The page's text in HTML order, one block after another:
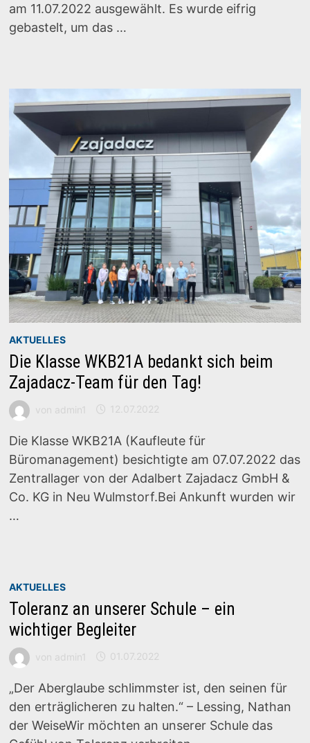
am 11.07.2022 ausgewählt. Es wurde eifrig
gebastelt, um das …
AKTUELLES
Die Klasse WKB21A bedankt sich beim
Zajadacz-Team für den Tag!
von admin1 12.07.2022
Die Klasse WKB21A (Kaufleute für
Büromanagement) besichtigte am 07.07.2022 das
Zentrallager von der Adalbert Zajadacz GmbH &
Co. KG in Neu Wulmstorf.Bei Ankunft wurden wir
…
AKTUELLES
Toleranz an unserer Schule – ein
wichtiger Begleiter
von admin1 01.07.2022
„Der Aberglaube schlimmster ist, den seinen für
den erträglicheren zu halten.“ – Lessing, Nathan
der WeiseWir möchten an unserer Schule das